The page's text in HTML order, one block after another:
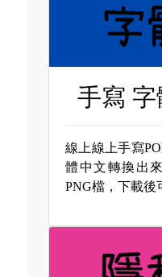
手寫 字
線上線上手寫
體中文轉換出
PNG檔，下載後